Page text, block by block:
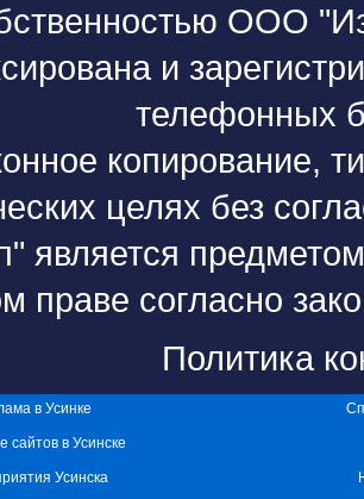
ООО
и
телефонных
копирование,
целях без
является
праве согласно
Политика
в Усинке
сайтов в Усинске
Усинска